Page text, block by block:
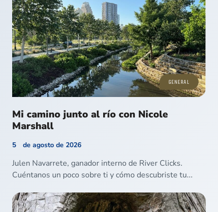
GENERAL
Mi camino junto al río con Nicole
Marshall
5 de agosto de 2026
Julen Navarrete, ganador interno de River Clicks.
Cuéntanos un poco sobre ti y cómo descubriste tu...